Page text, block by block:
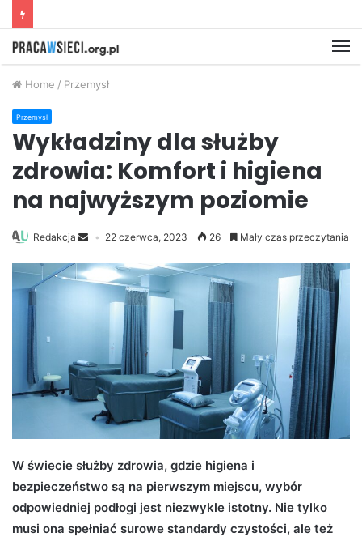
Home / Przemysł
Przemysł
Wykładziny dla służby
zdrowia: Komfort i higiena
na najwyższym poziomie
Redakcja 22 czerwca, 2023 26 Mały czas przeczytania
W świecie służby zdrowia, gdzie higiena i
bezpieczeństwo są na pierwszym miejscu, wybór
odpowiedniej podłogi jest niezwykle istotny. Nie tylko
musi ona spełniać surowe standardy czystości, ale też